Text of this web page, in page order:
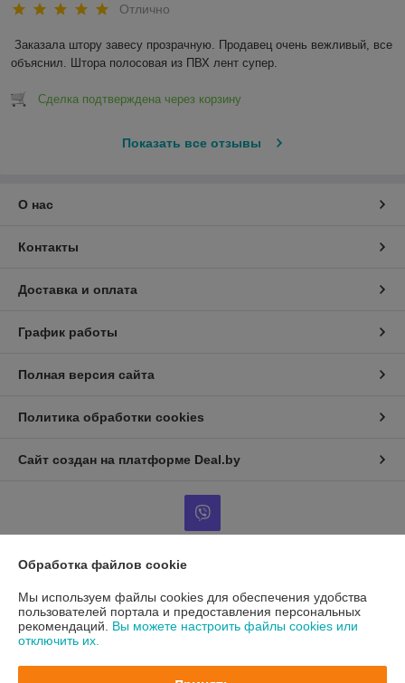
Отлично
Заказала штору завесу прозрачную. Продавец очень вежливый, все
объяснил. Штора полосовая из ПВХ лент супер.
Сделка подтверждена через корзину
Показать все отзывы
О нас
Контакты
Доставка и оплата
График работы
Полная версия сайта
Политика обработки cookies
Сайт создан на платформе Deal.by
Юридическое лицо:Общество с ограниченной ответственностью
«Жилтехтрейд»
220036, г.Минск, 3-й Загородный пер.4в, пом.39 (ком.303)
Обработка файлов cookie
Мы используем файлы cookies для обеспечения удобства
пользователей портала и предоставления персональных
рекомендаций. Вы можете настроить файлы cookies или
отключить их.